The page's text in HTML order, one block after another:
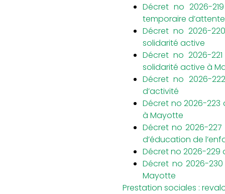
Décret no 2026-
temporaire
Décret no 2026-
solidarité active
Décret no 2026-
solidarité active à
Décret no 2026-
d’activité
Décret no 2026-
à Mayotte
Décret no 2026-
d’éducation de
Décret no 2026-229
Décret no 2026-
Mayotte
Prestation sociales :